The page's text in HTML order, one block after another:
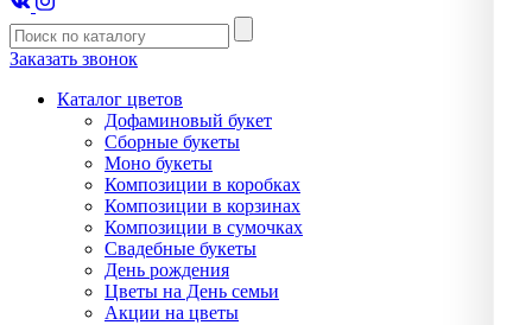
Заказать звонок
Каталог цветов
Дофаминовый букет
Сборные букеты
Моно букеты
Композиции в коробках
Композиции в корзинах
Композиции в сумочках
Свадебные букеты
День рождения
Цветы на День семьи
Акции на цветы